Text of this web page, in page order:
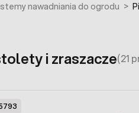
nawadniania do ogrodu >
i zraszacze(21